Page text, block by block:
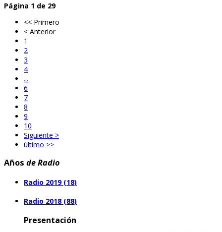
Página 1 de 29
<< Primero
< Anterior
1
2
3
4
...
6
7
8
9
10
Siguiente >
último >>
Años de Radio
Radio 2019 (18)
Radio 2018 (88)
Presentación